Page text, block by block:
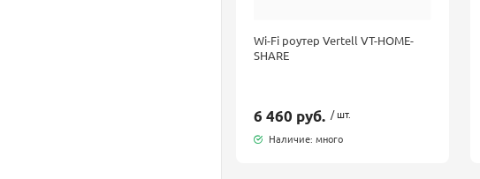
Wi-Fi роутер Vertell VT-HOME-
SHARE
6 460 руб. / шт.
Наличие: много